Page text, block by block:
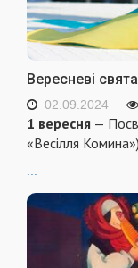
Вересневі
02.09.2024
1 вересня —
«Весілля